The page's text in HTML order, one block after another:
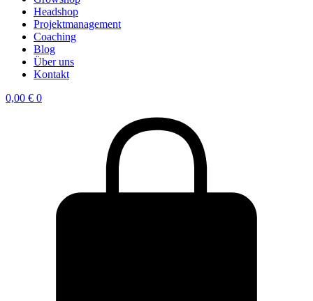
Headshop
Projektmanagement
Coaching
Blog
Über uns
Kontakt
0,00 € 0